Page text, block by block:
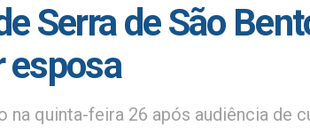
Serra de São
esposa
na quinta-feira 26 após audiência de